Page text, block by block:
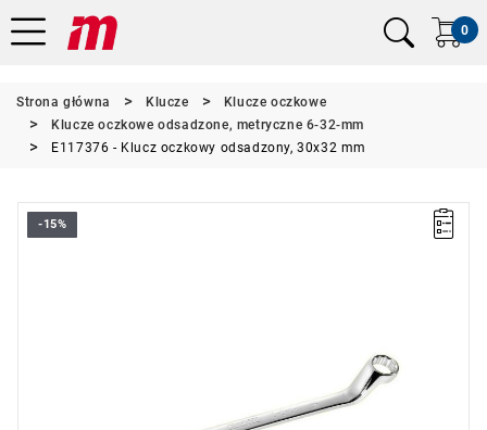
0
Strona główna Klucze
Klucze oczkowe
Klucze oczkowe odsadzone, metryczne 6-32-mm
E117376 - Klucz oczkowy odsadzony, 30x32 mm
-15%